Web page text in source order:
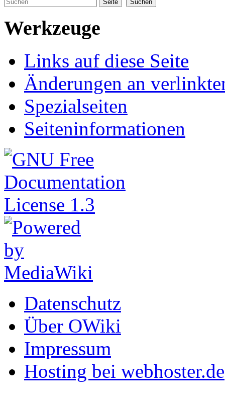
Werkzeuge
Links auf diese Seite
Änderungen an
Spezialseiten
Seiteninformationen
Datenschutz
Über OWiki
Impressum
Hosting bei webhoster.de